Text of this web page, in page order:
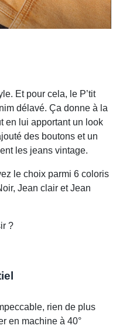
Et pour cela, le P’tit
délavé. Ça donne à la
en lui apportant un look
des boutons et un
les jeans vintage.
le choix parmi 6 coloris
Jean clair et Jean
?
rien de plus
en machine à 40°